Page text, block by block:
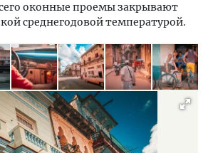
оконные проемы закрывают
среднегодовой температурой.